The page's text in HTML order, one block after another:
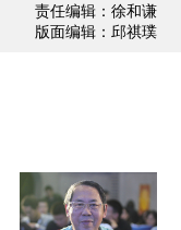
责任编辑：徐和谦
版面编辑：邱祺璞